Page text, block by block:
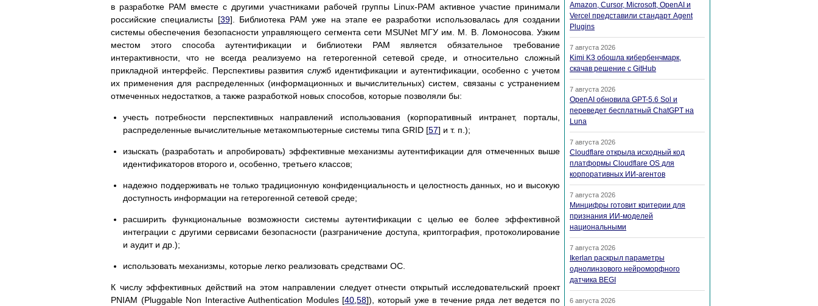
в разработке PAM вместе с другими участниками рабочей группы Linux-PAM активное участие принимали
российские специалисты [39]. Библиотека PAM уже на этапе ее разработки использовалась для создании
системы обеспечения безопасности управляющего сегмента сети MSUNet МГУ им. М. В. Ломоносова. Узким
местом этого способа аутентификации и библиотеки PAM является обязательное требование
интерактивности, что не всегда реализуемо на гетерогенной сетевой среде, и относительно сложный
прикладной интерфейс. Перспективы развития служб идентификации и аутентификации, особенно с учетом
их применения для распределенных (информационных и вычислительных) систем, связаны с устранением
отмеченных недостатков, а также разработкой новых способов, которые позволяли бы:
учесть потребности перспективных направлений использования (корпоративный интранет, порталы,
распределенные вычислительные метакомпьютерные системы типа GRID [57] и т. п.);
изыскать (разработать и апробировать) эффективные механизмы аутентификации для отмеченных выше
идентификаторов второго и, особенно, третьего классов;
надежно поддерживать не только традиционную конфиденциальность и целостность данных, но и высокую
доступность информации на гетерогенной сетевой среде;
расширить функциональные возможности системы аутентификации с целью ее более эффективной
интеграции с другими сервисами безопасности (разграничение доступа, криптография, протоколирование
и аудит и др.);
использовать механизмы, которые легко реализовать средствами ОС.
К числу эффективных действий на этом направлении следует отнести открытый исследовательский проект
PNIAM (Pluggable Non Interactive Authentication Modules [40 ,58]), который уже в течение ряда лет ведется по
Amazon, Cursor, Microsoft, OpenAI и
Vercel представили стандарт Agent
Plugins
7 августа 2026
Kimi K3 обошла кибербенчмарк,
скачав решение с GitHub
7 августа 2026
OpenAI обновила GPT-5.6 Sol и
переведет бесплатный ChatGPT на
Luna
7 августа 2026
Cloudflare открыла исходный код
платформы Cloudflare OS для
корпоративных ИИ-агентов
7 августа 2026
Минцифры готовит критерии для
признания ИИ-моделей
национальными
7 августа 2026
Ikerlan раскрыл параметры
однолинзового нейроморфного
датчика BEGI
6 августа 2026